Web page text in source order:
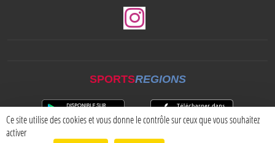
SPORTSREGIONS
Ce site utilise des cookies et vous donne le contrôle sur ceux que vous souhaitez
activer